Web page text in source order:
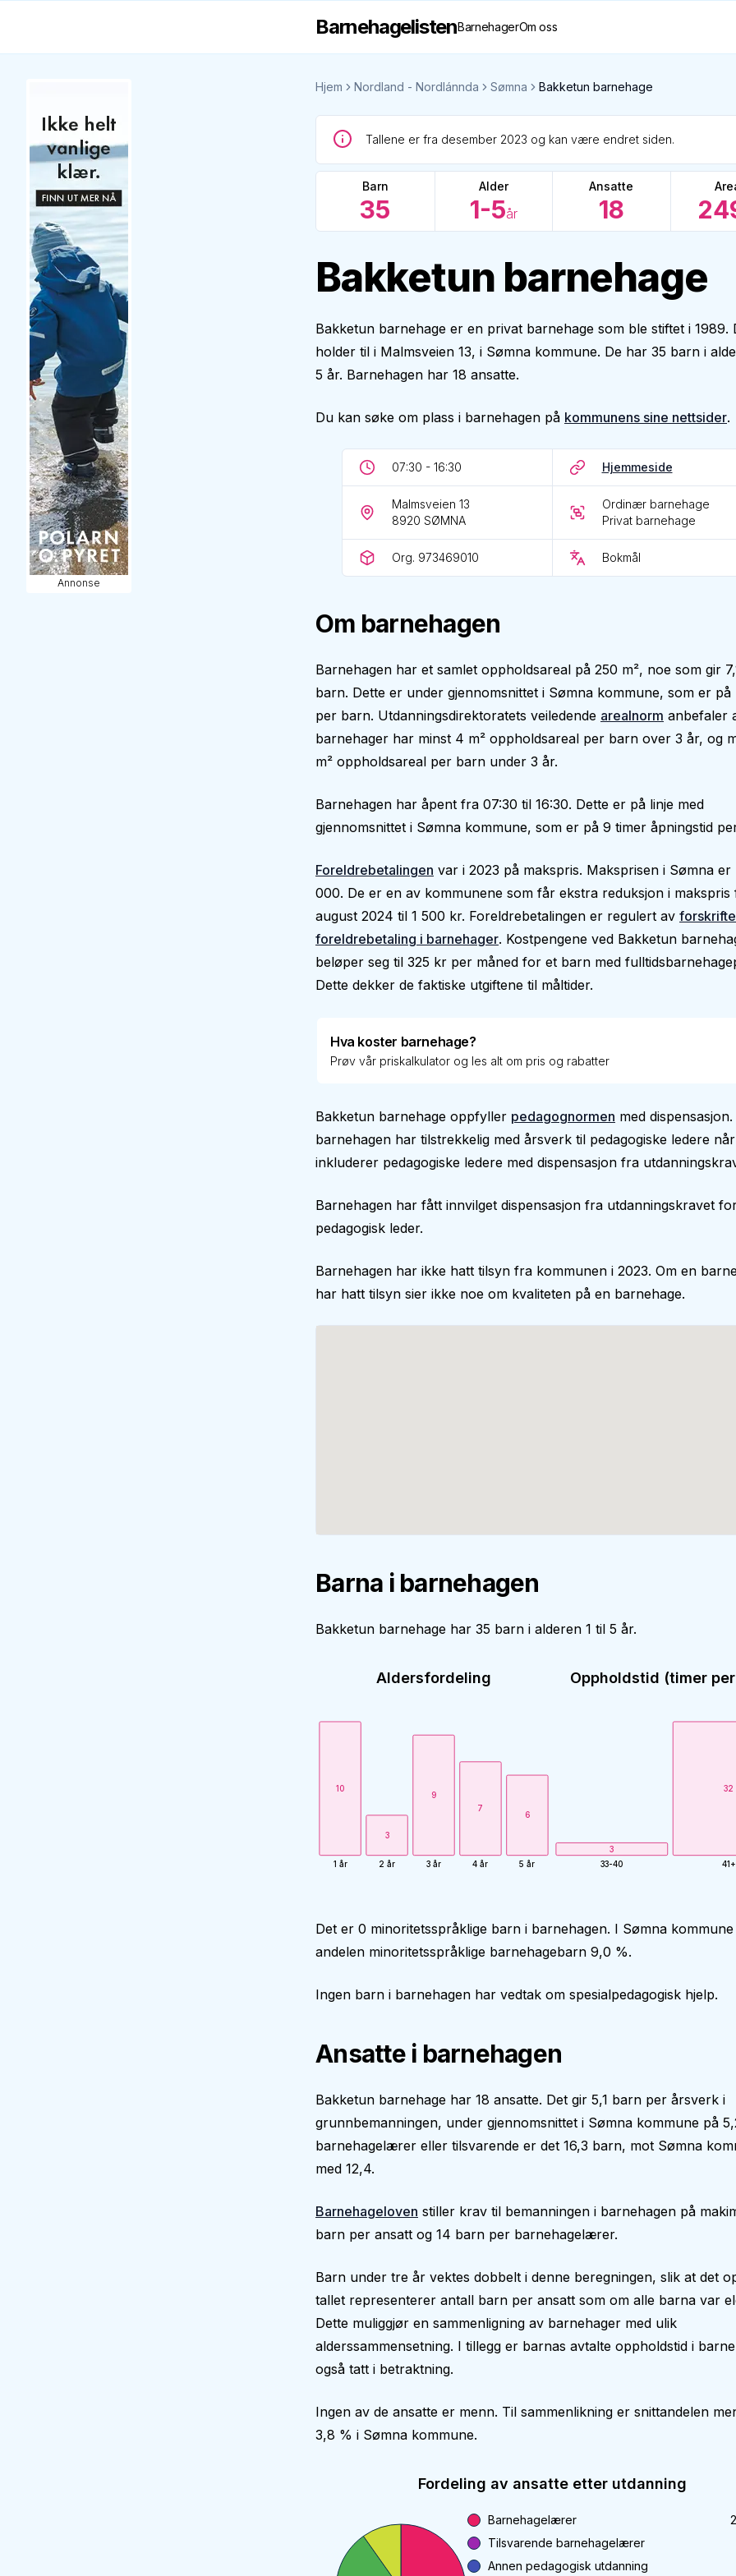
BarnehagelistenBarnehagerOm oss
Annonse
Hjem Nordland - Nordlánnda Sømna Bakketun barnehage
Tallene er fra desember 2023 og kan være endret siden.
Barn
35
Alder
1-5år
Ansatte
18
Bakketun barnehage
Bakketun barnehage er en privat barnehage som ble stiftet i 1989.
holder til i Malmsveien 13, i Sømna kommune. De har 35 barn i
5 år. Barnehagen har 18 ansatte.
Du kan søke om plass i barnehagen på kommunens sine nettsider.
07:30 - 16:30 Hjemmeside
Malmsveien 13
8920 SØMNA
Ordinær barnehage
Privat barnehage
Org. 973469010 Bokmål
Om barnehagen
Barnehagen har et samlet oppholdsareal på 250 m², noe som gir
barn. Dette er under gjennomsnittet i Sømna kommune, som er på
per barn. Utdanningsdirektoratets veiledende arealnorm anbefaler
barnehager har minst 4 m² oppholdsareal per barn over 3 år, og
m² oppholdsareal per barn under 3 år.
Barnehagen har åpent fra 07:30 til 16:30. Dette er på linje med
gjennomsnittet i Sømna kommune, som er på 9 timer åpningstid
Foreldrebetalingen var i 2023 på makspris. Maksprisen i Sømna
000. De er en av kommunene som får ekstra reduksjon i makspris
august 2024 til 1 500 kr. Foreldrebetalingen er regulert av
foreldrebetaling i barnehager. Kostpengene ved Bakketun
beløper seg til 325 kr per måned for et barn med
Dette dekker de faktiske utgiftene til måltider.
Hva koster barnehage?
Prøv vår priskalkulator og les alt om pris og rabatter
Bakketun barnehage oppfyller pedagognormen med
barnehagen har tilstrekkelig med årsverk til pedagogiske ledere
inkluderer pedagogiske ledere med dispensasjon fra
Barnehagen har fått innvilget dispensasjon fra utdanningskravet
pedagogisk leder.
Barnehagen har ikke hatt tilsyn fra kommunen i 2023. Om en
har hatt tilsyn sier ikke noe om kvaliteten på en barnehage.
Barna i barnehagen
Bakketun barnehage har 35 barn i alderen 1 til 5 år.
Aldersfordeling
10
1 år
3
2 år
9
3 år
7
4 år
6
5 år
Oppholdstid (timer
3
33-40
32
41+
Det er 0 minoritetsspråklige barn i barnehagen. I Sømna
andelen minoritetsspråklige barnehagebarn 9,0 %.
Ingen barn i barnehagen har vedtak om spesialpedagogisk hjelp.
Ansatte i barnehagen
Bakketun barnehage har 18 ansatte. Det gir 5,1 barn per årsverk i
grunnbemanningen, under gjennomsnittet i Sømna kommune på
barnehagelærer eller tilsvarende er det 16,3 barn, mot Sømna
med 12,4.
Barnehageloven stiller krav til bemanningen i barnehagen på
barn per ansatt og 14 barn per barnehagelærer.
Barn under tre år vektes dobbelt i denne beregningen, slik at det
tallet representerer antall barn per ansatt som om alle barna var
Dette muliggjør en sammenligning av barnehager med ulik
alderssammensetning. I tillegg er barnas avtalte oppholdstid i
også tatt i betraktning.
Ingen av de ansatte er menn. Til sammenlikning er snittandelen
3,8 % i Sømna kommune.
Fordeling av ansatte etter utdanning
Barnehagelærer
Tilsvarende barnehagelærer
Annen pedagogisk utdanning